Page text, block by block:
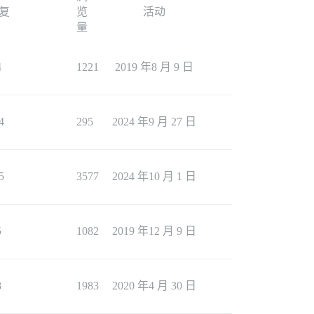
览
量
活动
1221 2019 年8 月 9 日
295 2024 年9 月 27 日
3577 2024 年10 月 1 日
1082 2019 年12 月 9 日
1983 2020 年4 月 30 日